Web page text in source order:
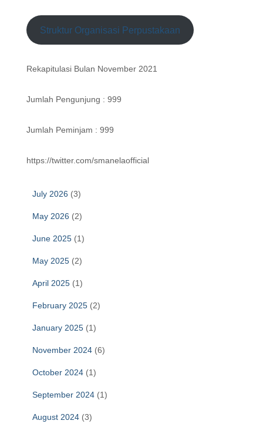
Struktur Organisasi Perpustakaan
Rekapitulasi Bulan November 2021
Jumlah Pengunjung : 999
Jumlah Peminjam : 999
https://twitter.com/smanelaofficial
July 2026 (3)
May 2026 (2)
June 2025 (1)
May 2025 (2)
April 2025 (1)
February 2025 (2)
January 2025 (1)
November 2024 (6)
October 2024 (1)
September 2024 (1)
August 2024 (3)